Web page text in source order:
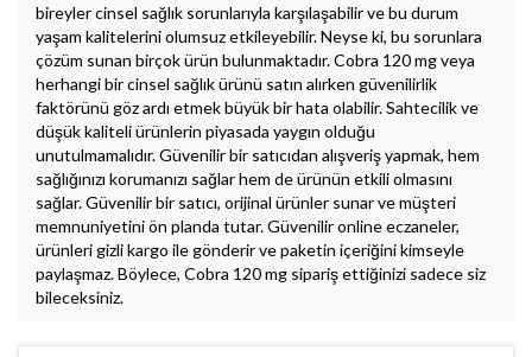
bireyler cinsel sağlık sorunlarıyla karşılaşabilir ve bu durum
yaşam kalitelerini olumsuz etkileyebilir. Neyse ki, bu sorunlara
çözüm sunan birçok ürün bulunmaktadır. Cobra 120 mg veya
herhangi bir cinsel sağlık ürünü satın alırken güvenilirlik
faktörünü göz ardı etmek büyük bir hata olabilir. Sahtecilik ve
düşük kaliteli ürünlerin piyasada yaygın olduğu
unutulmamalıdır. Güvenilir bir satıcıdan alışveriş yapmak, hem
sağlığınızı korumanızı sağlar hem de ürünün etkili olmasını
sağlar. Güvenilir bir satıcı, orijinal ürünler sunar ve müşteri
memnuniyetini ön planda tutar. Güvenilir online eczaneler,
ürünleri gizli kargo ile gönderir ve paketin içeriğini kimseyle
paylaşmaz. Böylece, Cobra 120 mg sipariş ettiğinizi sadece siz
bileceksiniz.